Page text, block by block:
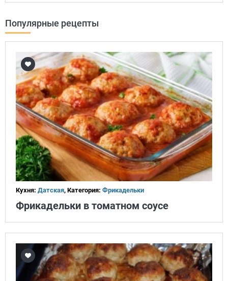
Популярные рецепты
Кухня: Датская, Категория: Фрикадельки
Фрикадельки в томатном соусе